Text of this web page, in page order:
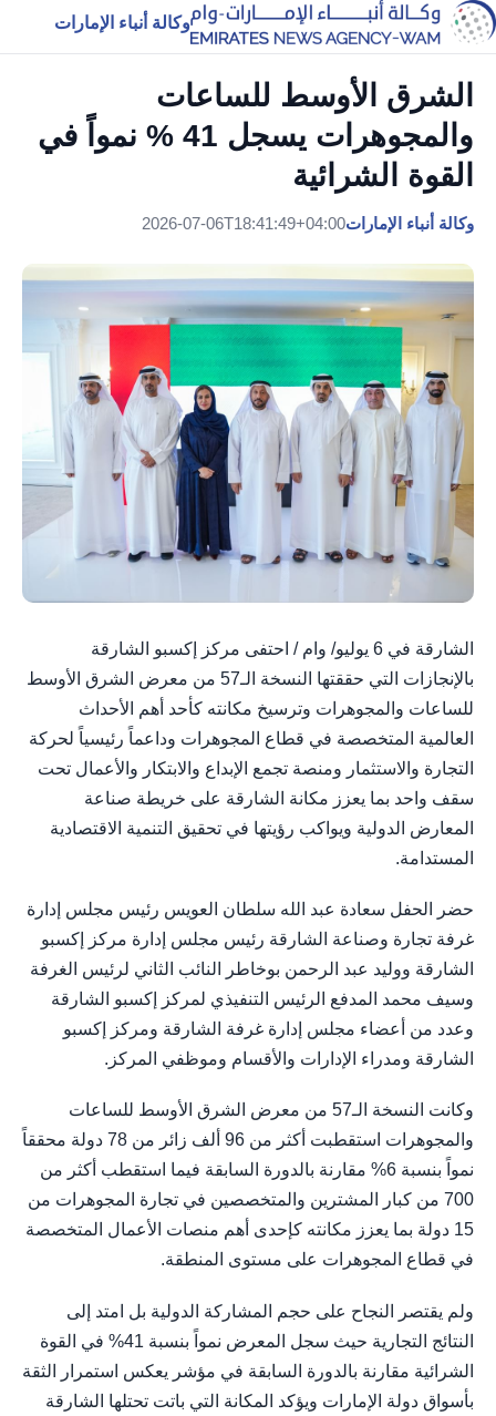
وكالة أنباء الإمارات
الشرق الأوسط للساعات
والمجوهرات يسجل 41 % نمواً في
القوة الشرائية
وكالة أنباء الإمارات2026-07-06T18:41:49+04:00
الشارقة في 6 يوليو/ وام / احتفى مركز إكسبو الشارقة
بالإنجازات التي حققتها النسخة الـ57 من معرض الشرق الأوسط
للساعات والمجوهرات وترسيخ مكانته كأحد أهم الأحداث
العالمية المتخصصة في قطاع المجوهرات وداعماً رئيسياً لحركة
التجارة والاستثمار ومنصة تجمع الإبداع والابتكار والأعمال تحت
سقف واحد بما يعزز مكانة الشارقة على خريطة صناعة
المعارض الدولية ويواكب رؤيتها في تحقيق التنمية الاقتصادية
المستدامة.
حضر الحفل سعادة عبد الله سلطان العويس رئيس مجلس إدارة
غرفة تجارة وصناعة الشارقة رئيس مجلس إدارة مركز إكسبو
الشارقة ووليد عبد الرحمن بوخاطر النائب الثاني لرئيس الغرفة
وسيف محمد المدفع الرئيس التنفيذي لمركز إكسبو الشارقة
وعدد من أعضاء مجلس إدارة غرفة الشارقة ومركز إكسبو
الشارقة ومدراء الإدارات والأقسام وموظفي المركز.
وكانت النسخة الـ57 من معرض الشرق الأوسط للساعات
والمجوهرات استقطبت أكثر من 96 ألف زائر من 78 دولة محققاً
نمواً بنسبة 6% مقارنة بالدورة السابقة فيما استقطب أكثر من
700 من كبار المشترين والمتخصصين في تجارة المجوهرات من
15 دولة بما يعزز مكانته كإحدى أهم منصات الأعمال المتخصصة
في قطاع المجوهرات على مستوى المنطقة.
ولم يقتصر النجاح على حجم المشاركة الدولية بل امتد إلى
النتائج التجارية حيث سجل المعرض نمواً بنسبة 41% في القوة
الشرائية مقارنة بالدورة السابقة في مؤشر يعكس استمرار الثقة
بأسواق دولة الإمارات ويؤكد المكانة التي باتت تحتلها الشارقة